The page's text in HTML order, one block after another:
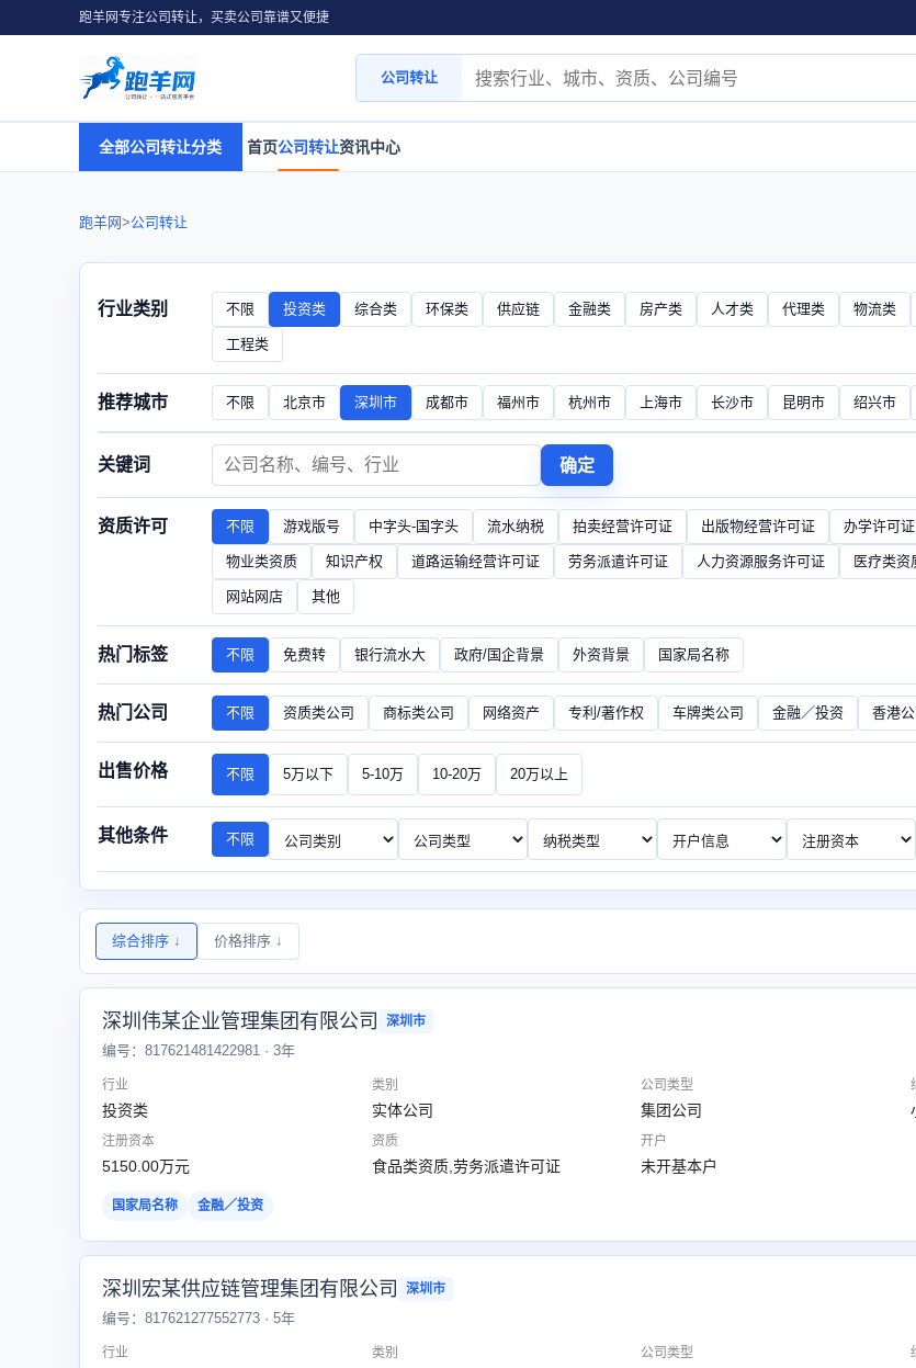
跑羊网专注公司转让，买卖公司靠谱又便捷
公司转让
全部公司转让分类 首页公司转让资讯中心
跑羊网>公司转让
行业类别 不限 投资类 综合类 环保类 供应链 金融类 房产类 人才类 代理类 物流类
工程类
推荐城市 不限 北京市 深圳市 成都市 福州市 杭州市 上海市 长沙市 昆明市 绍兴市
关键词 确定
资质许可 不限 游戏版号 中字头-国字头 流水纳税 拍卖经营许可证 出版物经营许可证 办学许可证
物业类资质 知识产权 道路运输经营许可证 劳务派遣许可证 人力资源服务许可证 医疗类资
网站网店 其他
热门标签 不限 免费转 银行流水大 政府/国企背景 外资背景 国家局名称
热门公司 不限 资质类公司 商标类公司 网络资产 专利/著作权 车牌类公司 金融／投资 香港公
出售价格 不限 5万以下 5-10万 10-20万 20万以上
其他条件 不限
综合排序 ↓ 价格排序 ↓
深圳伟某企业管理集团有限公司 深圳市
编号：817621481422981 · 3年
行业
投资类
类别
实体公司
公司类型
集团公司
注册资本
5150.00万元
资质
食品类资质,劳务派遣许可证
开户
未开基本户
国家局名称 金融／投资
深圳宏某供应链管理集团有限公司 深圳市
编号：817621277552773 · 5年
行业 类别 公司类型